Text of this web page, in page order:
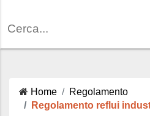
Home
Regolamento
Regolamento reflui